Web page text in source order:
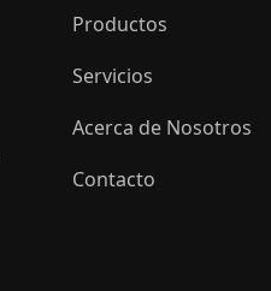
Productos
Servicios
Acerca de Nosotros
Contacto